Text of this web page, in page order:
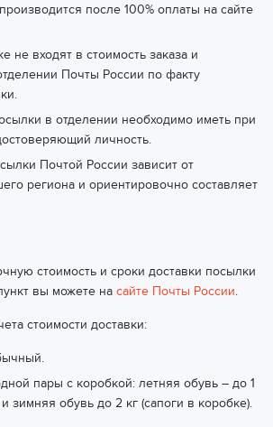
после 100% оплаты на сайте
не входят в стоимость заказа и
Почты России по факту
в отделении необходимо иметь при
личность.
Почтой России зависит от
региона и ориентировочно составляет
стоимость и сроки доставки посылки
вы можете на сайте Почты России.
стоимости доставки:
пары с коробкой: летняя обувь – до 1
зимняя обувь до 2 кг (сапоги в коробке).